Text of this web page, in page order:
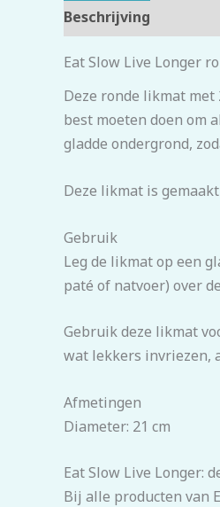
Beschrijving
Eat Slow Live Longer
Deze ronde likmat
best moeten doen om
gladde ondergrond,
Deze likmat is
Gebruik
Leg de likmat op een
paté of natvoer) over
Gebruik deze likmat
wat lekkers invriezen,
Afmetingen
Diameter: 21 cm
Eat Slow Live Longer:
Bij alle producten van